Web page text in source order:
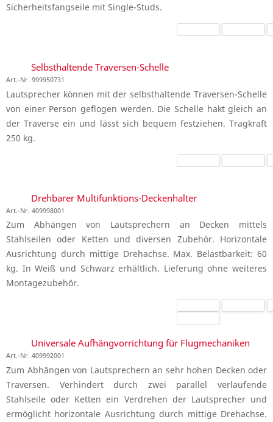
Sicherheitsfangseile mit Single-Studs.
Selbsthaltende Traversen-Schelle
Art.-Nr. 999950731
Lautsprecher können mit der selbsthaltende Traversen-Schelle
von einer Person geflogen werden. Die Schelle hakt gleich an
der Traverse ein und lässt sich bequem festziehen. Tragkraft
250 kg.
Drehbarer Multifunktions-Deckenhalter
Art.-Nr. 409998001
Zum Abhängen von Lautsprechern an Decken mittels
Stahlseilen oder Ketten und diversen Zubehör. Horizontale
Ausrichtung durch mittige Drehachse. Max. Belastbarkeit: 60
kg. In Weiß und Schwarz erhältlich. Lieferung ohne weiteres
Montagezubehör.
Universale Aufhängvorrichtung für Flugmechaniken
Art.-Nr. 409992001
Zum Abhängen von Lautsprechern an sehr hohen Decken oder
Traversen. Verhindert durch zwei parallel verlaufende
Stahlseile oder Ketten ein Verdrehen der Lautsprecher und
ermöglicht horizontale Ausrichtung durch mittige Drehachse.